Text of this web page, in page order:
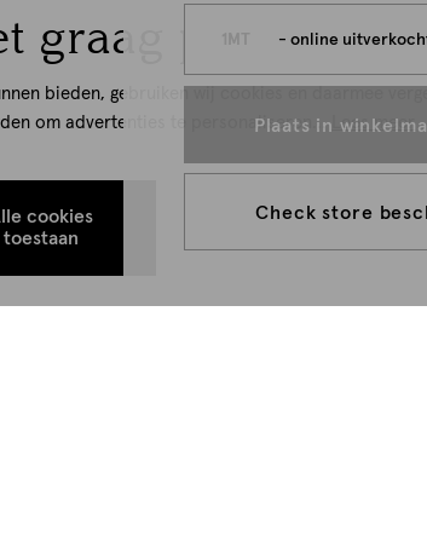
graag persoonlijk
bieden, gebruiken wij cookies en daarmee
om advertenties te personaliseren... Lees meer
cookies
toestaan
- online uitverkocht, check
Plaats in
Check store